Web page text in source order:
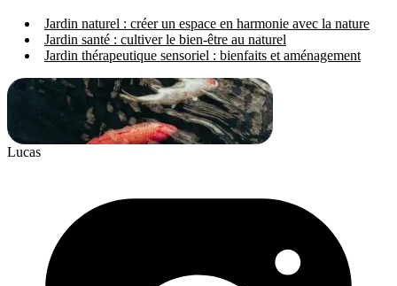
Jardin naturel : créer un espace en harmonie avec la nature
Jardin santé : cultiver le bien-être au naturel
Jardin thérapeutique sensoriel : bienfaits et aménagement
Lucas